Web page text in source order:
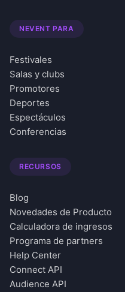
NEVENT PARA
Festivales
Salas y clubs
Promotores
Deportes
Espectáculos
Conferencias
RECURSOS
Blog
Novedades de Producto
Calculadora de ingresos
Programa de partners
Help Center
Connect API
Audience API